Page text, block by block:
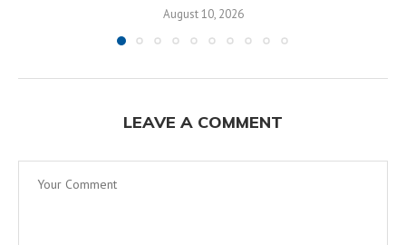
August 10, 2026
LEAVE A COMMENT